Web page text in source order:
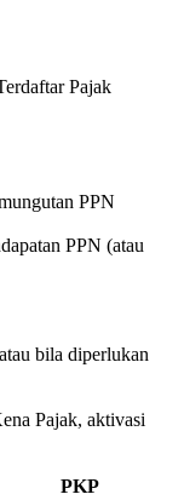
Pajak
PPN
PPN (atau
bila diperlukan
Pajak, aktivasi
PKP